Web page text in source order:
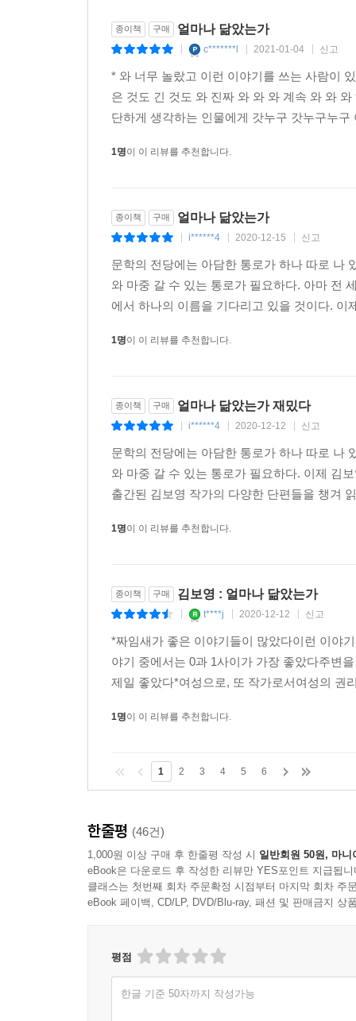
종이책 구매 얼마나 닮았는가
c*******l 2021-01-04 신고
* 와 너무 놀랐고 이런 이야기를 쓰는 사람이
은 것도 긴 것도 와 진짜 와 와 와 계속 와 와
단하게 생각하는 인물에게 갓누구 갓누구누
1명이 이 리뷰를 추천합니다.
종이책 구매 얼마나 닮았는가
i******4 2020-12-15 신고
문학의 전당에는 아담한 통로가 하나 따로 나
와 마중 갈 수 있는 통로가 필요하다. 아마 전
에서 하나의 이름을 기다리고 있을 것이다.
1명이 이 리뷰를 추천합니다.
종이책 구매 얼마나 닮았는가 재밌다
i******4 2020-12-12 신고
문학의 전당에는 아담한 통로가 하나 따로 나
와 마중 갈 수 있는 통로가 필요하다. 이제 김
출간된 김보영 작가의 다양한 단편들을 챙겨
1명이 이 리뷰를 추천합니다.
종이책 구매 김보영 : 얼마나 닮았는가
t****j 2020-12-12 신고
*짜임새가 좋은 이야기들이 많았다이런 이야
야기 중에서는 0과 1사이가 가장 좋았다주변
제일 좋았다*여성으로, 또 작가로서여성의 권
1명이 이 리뷰를 추천합니다.
1 2 3 4 5 6
한줄평 (46건)
1,000원 이상 구매 후 한줄평 작성 시 일반회원 50원, 마니
eBook은 다운로드 후 작성한 리뷰만 YES포인트 지급됩니
클래스는 첫번째 회차 주문확정 시점부터 마지막 회차 주
eBook 페이백, CD/LP, DVD/Blu-ray, 패션 및 판매금지 상
평점
한글 기준 50자까지 작성가능